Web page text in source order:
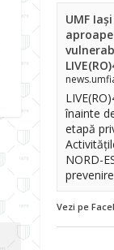
UMF
înainte
etapă
NORD-
Vezi pe